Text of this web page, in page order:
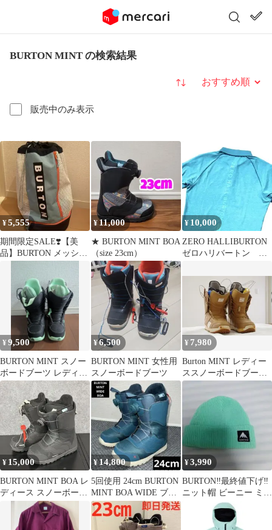
BURTON MINT の検索結果
販売中のみ表示
並び替え
¥5,555
期間限定SALE❣️【美
品】BURTON メッシュ
¥ 11,000
★ BURTON MINT BOA
（size 23cm）
¥ 10,000
ZERO HALLIBURTON
ゼロハリバートン ロ
ツ
¥9,500
BURTON MINT スノー
ボードブーツ レディー
ス 22.5cm
¥6,500
BURTON MINT 女性用
スノーボードブーツ
¥ 7,980
Burton MINT レディー
ススノーボードブーツ
23.0cm ブラウン
¥ 15,000
BURTON MINT BOA レ
ディース スノーボード
¥14,800
5回使用 24cm BURTON
MINT BOA WIDE ブー
ツ
¥3,990
BURTON‼️最終値下げ‼️
ニット帽 ビーニー ミン
トグリーン